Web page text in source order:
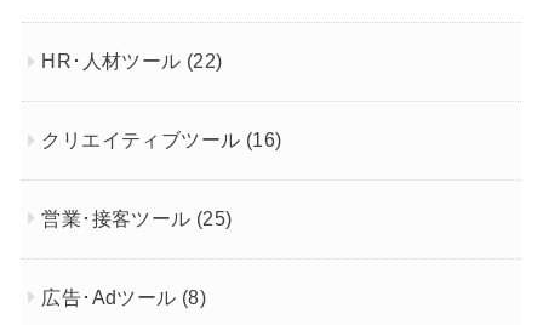
HR･人材ツール (22)
クリエイティブツール (16)
営業･接客ツール (25)
広告･Adツール (8)